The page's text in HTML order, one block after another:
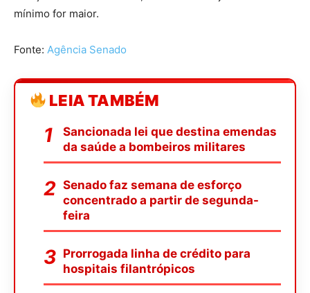
mínimo for maior.
Fonte: Agência Senado
LEIA TAMBÉM
Sancionada lei que destina emendas
da saúde a bombeiros militares
Senado faz semana de esforço
concentrado a partir de segunda-
feira
Prorrogada linha de crédito para
hospitais filantrópicos